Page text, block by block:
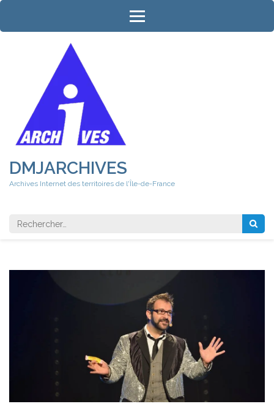
Aller
contenu
DMJARCHIVES
Archives Internet des territoires de l'Île-de-France
Rechercher